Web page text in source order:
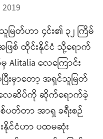
မြတ်ဟာ ၄င်း၏ ၃၂ ကြိမ်
ဖြစ် ထိုင်းနိုင်ငံ သို့ရောက်
Alitalia လေကြောင်း
ြီးမှာတော့ အရှင်သူမြတ်
လေဆိပ်ကို ဆိုက်ရောက်ခဲ့
တ်တာ အာရှ ခရီးစဉ်
းနိုင်ငံဟာ ပထမဆုံး